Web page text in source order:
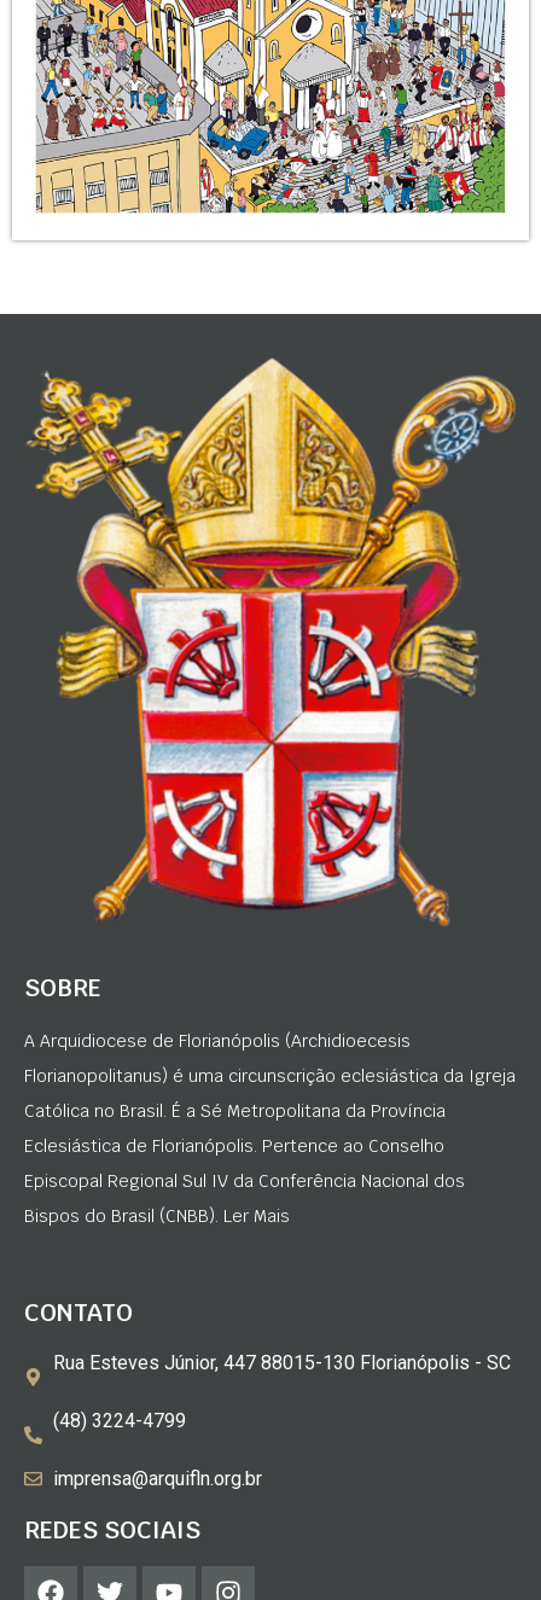
SOBRE
A Arquidiocese de Florianópolis (Archidioecesis
Florianopolitanus) é uma circunscrição eclesiástica da Igreja
Católica no Brasil. É a Sé Metropolitana da Província
Eclesiástica de Florianópolis. Pertence ao Conselho
Episcopal Regional Sul IV da Conferência Nacional dos
Bispos do Brasil (CNBB). Ler Mais
CONTATO
Rua Esteves Júnior, 447 88015-130 Florianópolis - SC
(48) 3224-4799
imprensa@arquifln.org.br
REDES SOCIAIS